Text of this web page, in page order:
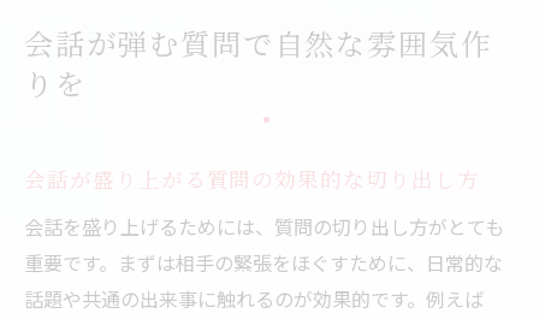
び方
面白い質問集でフリートークが広がる理由
は
会話が続く面白い質問集の活用ポイント
フリートークで盛り上がる質問の実践例
相手も笑顔になる会話質問のヒント
会話が弾む質問で自然な雰囲気作
りを
会話が盛り上がる質問の効果的な切り出し方
会話を盛り上げるためには、質問の切り出し方がとても
重要です。まずは相手の緊張をほぐすために、日常的な
話題や共通の出来事に触れるのが効果的です。例えば